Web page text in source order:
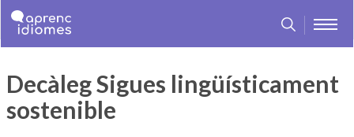
Skip
to
main
Skip
to
language
Skip
to
main
Jump
to
home
Decàleg Sigues lingüísticament
sostenible